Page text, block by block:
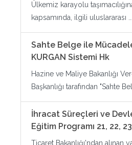
Ülkemiz karayolu
kapsamında, ilgili uluslararası ...
Sahte Belge ile
KURGAN Sistemi Hk
Hazine ve Maliye Bakanlığı
Başkanlığı tarafından "Sahte
İhracat Süreçleri ve
Eğitim Programı 21, 22,
Ticaret Bakanlığı'ndan alınan